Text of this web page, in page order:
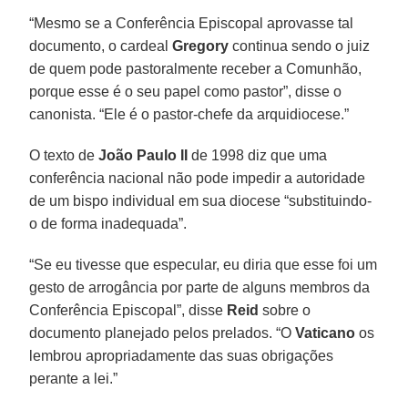
“Mesmo se a Conferência Episcopal aprovasse tal
documento, o cardealGregory continua sendo o juiz
de quem pode pastoralmente receber a Comunhão,
porque esse é o seu papel como pastor”, disse o
canonista. “Ele é o pastor-chefe da arquidiocese.”
O texto deJoão Paulo II
de 1998 diz que uma
conferência nacional não pode impedir a autoridade
de um bispo individual em sua diocese “substituindo-
o de forma inadequada”.
“Se eu tivesse que especular, eu diria que esse foi um
gesto de arrogância por parte de alguns membros da
Conferência Episcopal”, disse Reid sobre o
documento planejado pelos prelados. “OVaticano os
lembrou apropriadamente das suas obrigações
perante a lei.”